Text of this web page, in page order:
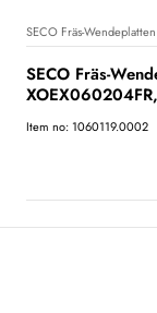
SECO Fräs-
SECO Fräs-
Item no: 1060119.0002